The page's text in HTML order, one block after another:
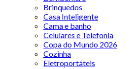
Brinquedos
Casa Inteligente
Cama e banho
Celulares e Telefonia
Copa do Mundo 2026
Cozinha
Eletroportáteis